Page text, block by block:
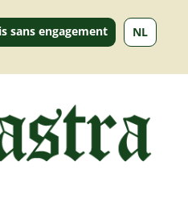
sans engagement NL